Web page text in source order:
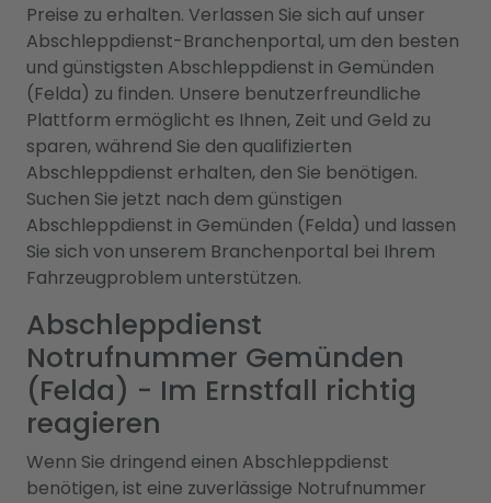
Preise zu erhalten. Verlassen Sie sich auf unser
Abschleppdienst-Branchenportal, um den besten
und günstigsten Abschleppdienst in Gemünden
(Felda) zu finden. Unsere benutzerfreundliche
Plattform ermöglicht es Ihnen, Zeit und Geld zu
sparen, während Sie den qualifizierten
Abschleppdienst erhalten, den Sie benötigen.
Suchen Sie jetzt nach dem günstigen
Abschleppdienst in Gemünden (Felda) und lassen
Sie sich von unserem Branchenportal bei Ihrem
Fahrzeugproblem unterstützen.
Abschleppdienst
Notrufnummer Gemünden
(Felda) - Im Ernstfall richtig
reagieren
Wenn Sie dringend einen Abschleppdienst
benötigen, ist eine zuverlässige Notrufnummer